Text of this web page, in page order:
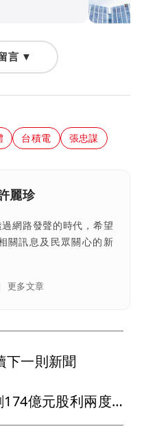
言 ▼
台積電 張忠謀
麗珍
網路發聲的時代，希望
關訊息及民眾關心的新
更多文章
下一則新聞
股利延遲發放首例！緯創174億元股利兩度遲發 金管會恐開罰